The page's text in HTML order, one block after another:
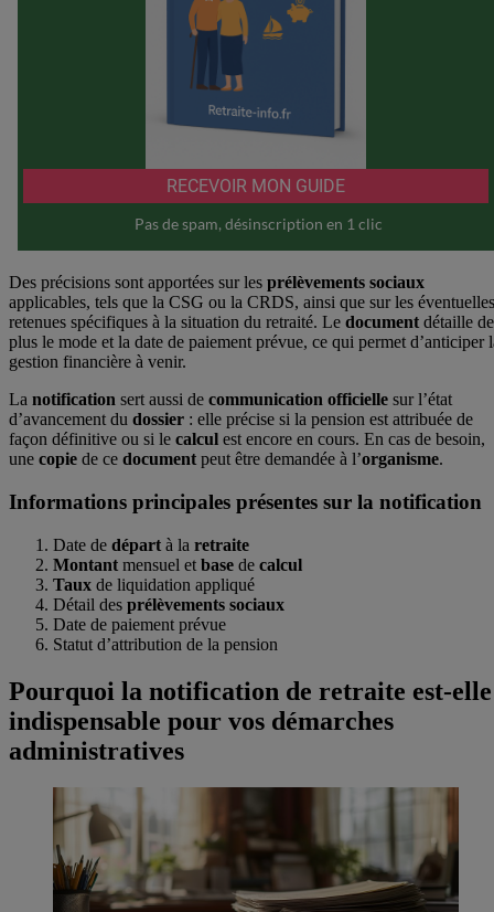
Des précisions sont apportées sur les prélèvements sociaux
applicables, tels que la CSG ou la CRDS, ainsi que sur les éventuelles
retenues spécifiques à la situation du retraité. Le document détaille de
plus le mode et la date de paiement prévue, ce qui permet d’anticiper
gestion financière à venir.
La notification sert aussi de communication officielle sur l’état
d’avancement du dossier : elle précise si la pension est attribuée de
façon définitive ou si le calcul est encore en cours. En cas de besoin,
une copie de ce document peut être demandée à l’organisme.
Informations principales présentes sur la notification
Date de départ à la retraite
Montant mensuel et base de calcul
Taux de liquidation appliqué
Détail des prélèvements sociaux
Date de paiement prévue
Statut d’attribution de la pension
Pourquoi la notification de retraite est-elle
indispensable pour vos démarches
administratives